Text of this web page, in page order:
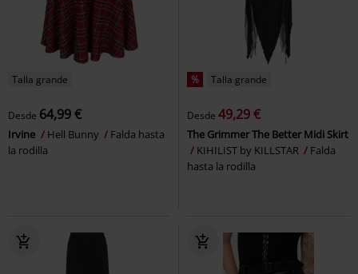
Talla grande
Desde 64,99 €
Irvine Hell Bunny
Falda hasta
la rodilla
% Talla grande
Desde 49,29 €
The Grimmer The Better Midi Skirt
KIHILIST by KILLSTAR
Falda
hasta la rodilla